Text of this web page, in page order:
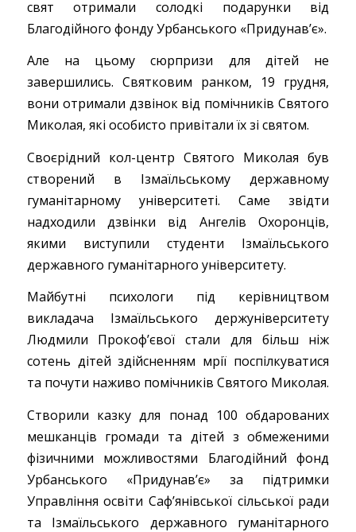
свят отримали солодкі подарунки від
Благодійного фонду Урбанського «Придунав’є».
Але на цьому сюрпризи для дітей не
завершились. Святковим ранком, 19 грудня,
вони отримали дзвінок від помічників Святого
Миколая, які особисто привітали їх зі святом.
Своєрідний кол-центр Святого Миколая був
створений в Ізмаїльському державному
гуманітарному університеті. Саме звідти
надходили дзвінки від Ангелів Охоронців,
якими виступили студенти Ізмаїльського
державного гуманітарного університету.
Майбутні психологи під керівництвом
викладача Ізмаїльського держуніверситету
Людмили Прокоф’євої стали для більш ніж
сотень дітей здійсненням мрії поспілкуватися
та почути наживо помічників Святого Миколая.
Створили казку для понад 100 обдарованих
мешканців громади та дітей з обмеженими
фізичними можливостями Благодійний фонд
Урбанського «Придунав’є» за підтримки
Управління освіти Саф’янівської сільської ради
та Ізмаїльського державного гуманітарного